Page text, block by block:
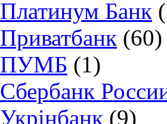
Платинум Банк
Приватбанк (60)
ПУМБ (1)
Сбербанк
Укрінбанк (9)